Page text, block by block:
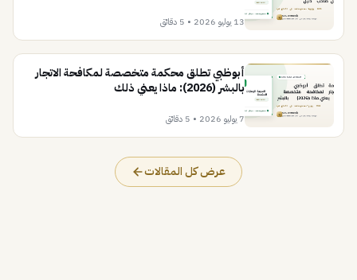
13 يوليو 2026 • 5 دقائق
أبوظبي تطلق محكمة متخصصة لمكافحة الاتجار
بالبشر (2026): ماذا يعني ذلك
7 يوليو 2026 • 5 دقائق
عرض كل المقالات